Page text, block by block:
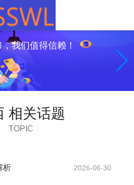
我们值得信赖！
相关话题
TOPIC
析 2026-06-30